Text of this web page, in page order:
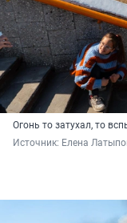
Огонь то затухал, то
Источник: Елена